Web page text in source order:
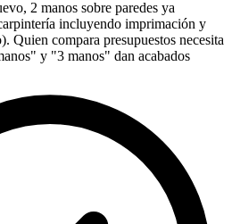
2 manos sobre paredes ya
incluyendo imprimación y
Quien compara presupuestos necesita
y "3 manos" dan acabados